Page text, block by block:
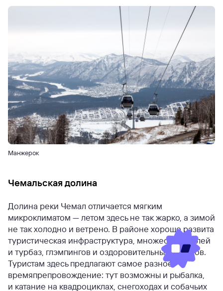
Манжерок
Чемальская долина
Долина реки Чемал отличается мягким
микроклиматом — летом здесь не так жарко, а зимой
не так холодно и ветрено. В районе хорошо развита
туристическая инфраструктура, множество отелей
и турбаз, глэмпингов и оздоровительных центров.
Туристам здесь предлагают самое разное
времяпрепровождение: тут возможны и рыбалка,
и катание на квадроциклах, снегоходах и собачьих